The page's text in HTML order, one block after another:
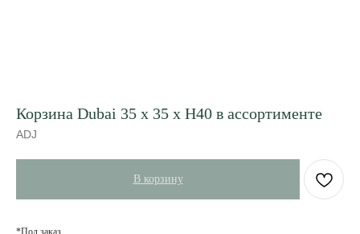
Корзина Dubai 35 x 35 x H40 в ассортименте
ADJ
В корзину
*Под заказ